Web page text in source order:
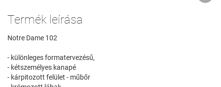
Termék leírása
Notre Dame 102
- különleges formatervezésű,
- kétszemélyes kanapé
- kárpitozott felület - műbőr